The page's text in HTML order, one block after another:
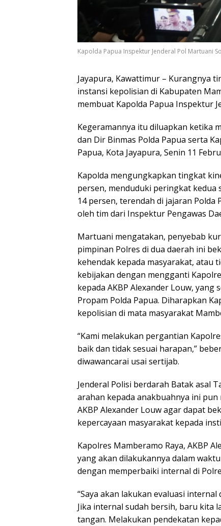
Kapolda Papua Inspektur Jenderal Pol Martuani
Jayapura, Kawattimur – Kurangnya
instansi kepolisian di Kabupaten
membuat Kapolda Papua Inspektur
Kegeramannya itu diluapkan ketika
dan Dir Binmas Polda Papua serta
Papua, Kota Jayapura, Senin 11
Kapolda mengungkapkan tingkat
persen, menduduki peringkat
14 persen, terendah di jajaran Polda
oleh tim dari Inspektur Pengawas
Martuani mengatakan, penyebab
pimpinan Polres di dua daerah ini
kehendak kepada masyarakat, atau
kebijakan dengan mengganti
kepada AKBP Alexander Louw,
Propam Polda Papua. Diharapkan
kepolisian di mata masyarakat
“Kami melakukan pergantian
baik dan tidak sesuai harapan,”
diwawancarai usai sertijab.
Jenderal Polisi berdarah Batak asal
arahan kepada anakbuahnya ini
AKBP Alexander Louw agar dapat
kepercayaan masyarakat kepada
Kapolres Mamberamo Raya, AKBP
yang akan dilakukannya dalam
dengan memperbaiki internal di
“Saya akan lakukan evaluasi
Jika internal sudah bersih, baru kita
tangan. Melakukan pendekatan